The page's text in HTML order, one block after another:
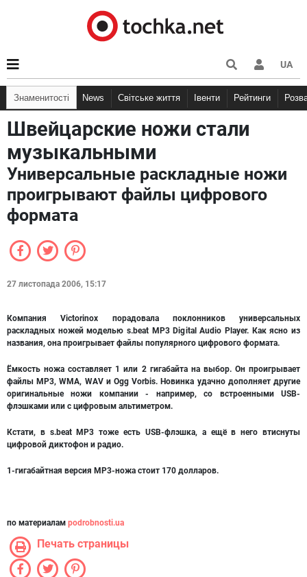
UA
Знаменитості News Світське життя Івенти Рейтинги
Швейцарские ножи стали
музыкальными
Универсальные раскладные ножи
проигрывают файлы цифрового
формата
27 листопада 2006, 15:17
Компания Victorinox порадовала поклонников универсальных
раскладных ножей моделью s.beat MP3 Digital Audio Player. Как ясно из
названия, она проигрывает файлы популярного цифрового формата.
Ёмкость ножа составляет 1 или 2 гигабайта на выбор. Он проигрывает
файлы MP3, WMA, WAV и Ogg Vorbis. Новинка удачно дополняет другие
оригинальные ножи компании - например, со встроенными USB-
флэшками или с цифровым альтиметром.
Кстати, в s.beat MP3 тоже есть USB-флэшка, а ещё в него втиснуты
цифровой диктофон и радио.
1-гигабайтная версия MP3-ножа стоит 170 долларов.
по материалам podrobnosti.ua
Печать страницы